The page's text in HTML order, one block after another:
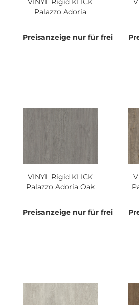
Palazzo Adoria
á 2,233 qm
Preisanzeige nur für
VINYL Rigid KLICK
Palazzo Adoria Oak
2,635 qm
Preisanzeige nur für